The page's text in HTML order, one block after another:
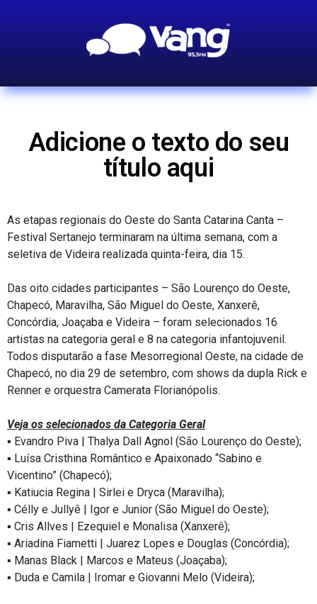
Adicione o texto do seu
título aqui
As etapas regionais do Oeste do Santa Catarina Canta –
Festival Sertanejo terminaram na última semana, com a
seletiva de Videira realizada quinta-feira, dia 15.
Das oito cidades participantes – São Lourenço do Oeste,
Chapecó, Maravilha, São Miguel do Oeste, Xanxerê,
Concórdia, Joaçaba e Videira – foram selecionados 16
artistas na categoria geral e 8 na categoria infantojuvenil.
Todos disputarão a fase Mesorregional Oeste, na cidade de
Chapecó, no dia 29 de setembro, com shows da dupla Rick e
Renner e orquestra Camerata Florianópolis.
Veja os selecionados da Categoria Geral
▪ Evandro Piva | Thalya Dall Agnol (São Lourenço do Oeste);
▪ Luísa Cristhina Romântico e Apaixonado “Sabino e
Vicentino” (Chapecó);
▪ Katiucia Regina | Sirlei e Dryca (Maravilha);
▪ Célly e Jullyê | Igor e Junior (São Miguel do Oeste);
▪ Cris Allves | Ezequiel e Monalisa (Xanxerê);
▪ Ariadina Fiametti | Juarez Lopes e Douglas (Concórdia);
▪ Manas Black | Marcos e Mateus (Joaçaba);
▪ Duda e Camila | Iromar e Giovanni Melo (Videira);